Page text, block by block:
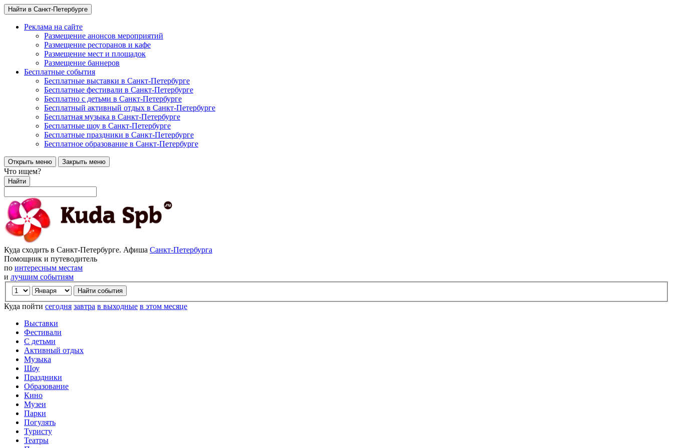
Найти в Санкт-Петербурге
Реклама на сайте
Размещение анонсов мероприятий
Размещение ресторанов и кафе
Размещение мест и площадок
Размещение баннеров
Бесплатные события
Бесплатные выставки в Санкт-Петербурге
Бесплатные фестивали в Санкт-Петербурге
Бесплатно с детьми в Санкт-Петербурге
Бесплатный активный отдых в Санкт-Петербурге
Бесплатная музыка в Санкт-Петербурге
Бесплатные шоу в Санкт-Петербурге
Бесплатные праздники в Санкт-Петербурге
Бесплатное образование в Санкт-Петербурге
Открыть меню Закрыть меню
Что ищем?
Найти
Куда сходить в Санкт-Петербурге. Афиша Санкт-Петербурга
Помощник и путеводитель
по интересным местам
и лучшим событиям
Куда пойти сегодня завтра в выходные в этом месяце
Выставки
Фестивали
С детьми
Активный отдых
Музыка
Шоу
Праздники
Образование
Кино
Музеи
Парки
Погулять
Туристу
Театры